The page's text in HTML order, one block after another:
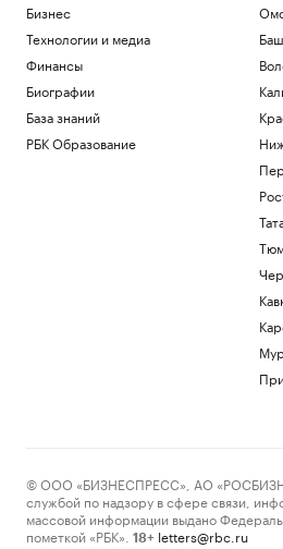
дронов превысило десять
Политика
МИД России заявил о попытках
втянуть Грузию в «кровавые
Политика
известно о новом ИИ-стартапе
Пашинян объявил закрытой
конфликта Армении и Азербайджана
«Фламенго» отказался от трансфера
футболиста «Зенита» Луиса Энрике
Более 50 тыс. домов на юге Японии
Бизнес
Технологии и медиа
Финансы
Биографии
База знаний
РБК Образование
© ООО «БИЗНЕСПРЕСС», АО
службой по надзору в сфере связи,
массовой информации выдано
пометкой «РБК».
18+ letters@rbc.ru